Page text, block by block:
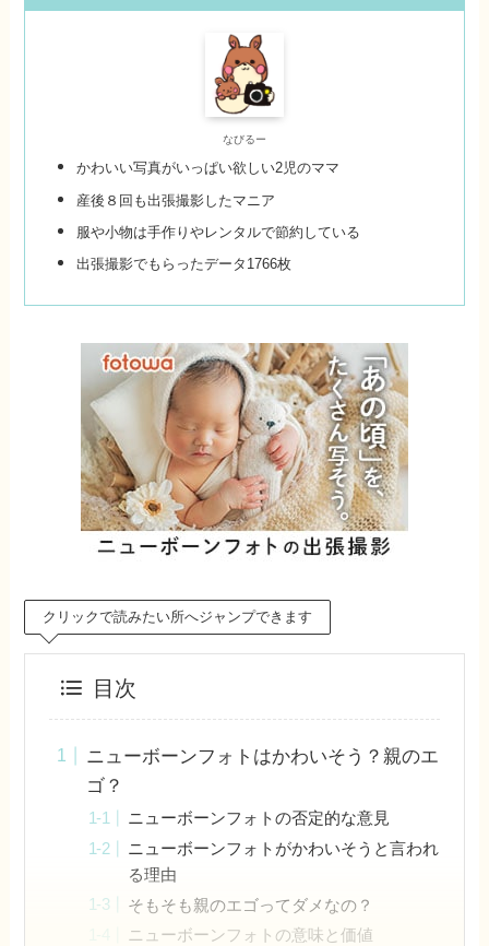
なびるー
かわいい写真がいっぱい欲しい2児のママ
産後８回も出張撮影したマニア
服や小物は手作りやレンタルで節約している
出張撮影でもらったデータ1766枚
クリックで読みたい所へジャンプできます
目次
ニューボーンフォトはかわいそう？親のエ
ゴ？
ニューボーンフォトの否定的な意見
ニューボーンフォトがかわいそうと言われ
る理由
そもそも親のエゴってダメなの？
ニューボーンフォトの意味と価値